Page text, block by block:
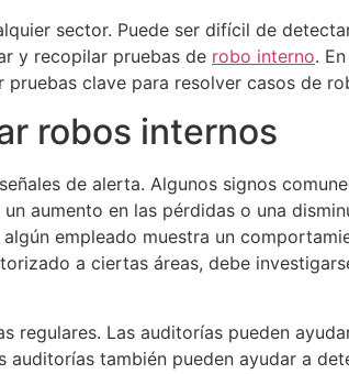
sector. Puede ser difícil de
y recopilar pruebas de robo interno.
clave para resolver casos de
robos internos
de alerta. Algunos signos
aumento en las pérdidas o una
empleado muestra un
a ciertas áreas, debe
Las auditorías pueden
también pueden ayudar a